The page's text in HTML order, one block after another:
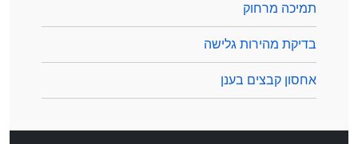
תמיכה מרחוק
בדיקת מהירות גלישה
אחסון קבצים בענן